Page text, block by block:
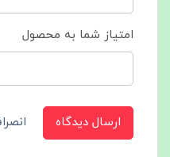
امتیاز شما به محصول
ارسال دیدگاه